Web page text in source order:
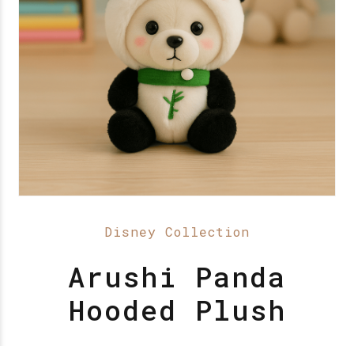
Disney Collection
Arushi Panda
Hooded Plush